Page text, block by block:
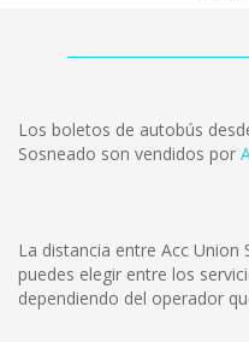
Los boletos de autobús
Sosneado son vendidos por
La distancia entre Acc Union
puedes elegir entre los
dependiendo del operador